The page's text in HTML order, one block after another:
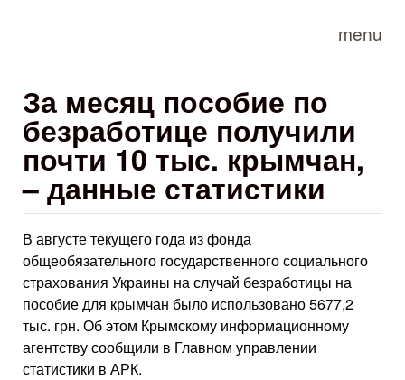
menu
За месяц пособие по
безработице получили
почти 10 тыс. крымчан,
– данные статистики
В августе текущего года из фонда
общеобязательного государственного социального
страхования Украины на случай безработицы на
пособие для крымчан было использовано 5677,2
тыс. грн. Об этом Крымскому информационному
агентству сообщили в Главном управлении
статистики в АРК.